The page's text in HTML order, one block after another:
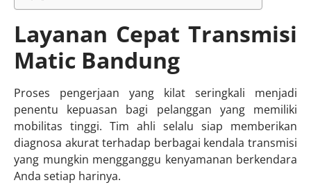
Layanan Cepat Transmisi
Matic Bandung
Proses pengerjaan yang kilat seringkali menjadi
penentu kepuasan bagi pelanggan yang memiliki
mobilitas tinggi. Tim ahli selalu siap memberikan
diagnosa akurat terhadap berbagai kendala transmisi
yang mungkin mengganggu kenyamanan berkendara
Anda setiap harinya.